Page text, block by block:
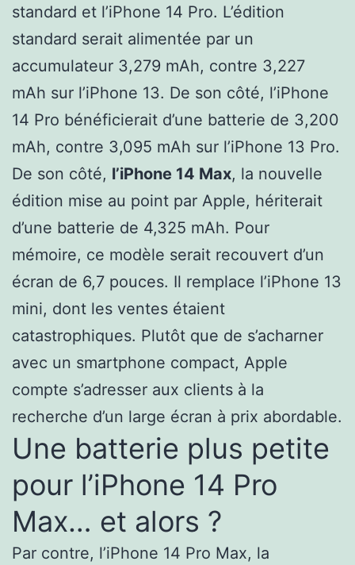
standard et l’iPhone 14 Pro. L’édition
standard serait alimentée par un
accumulateur 3,279 mAh, contre 3,227
mAh sur l’iPhone 13. De son côté, l’iPhone
14 Pro bénéficierait d’une batterie de 3,200
mAh, contre 3,095 mAh sur l’iPhone 13 Pro.
De son côté, l’iPhone 14 Max, la nouvelle
édition mise au point par Apple, hériterait
d’une batterie de 4,325 mAh. Pour
mémoire, ce modèle serait recouvert d’un
écran de 6,7 pouces. Il remplace l’iPhone 13
mini, dont les ventes étaient
catastrophiques. Plutôt que de s’acharner
avec un smartphone compact, Apple
compte s’adresser aux clients à la
recherche d’un large écran à prix abordable.
Une batterie plus petite
pour l’iPhone 14 Pro
Max… et alors ?
Par contre, l’iPhone 14 Pro Max, la